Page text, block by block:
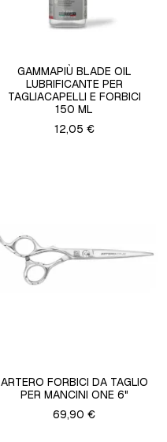
GAMMAPIÙ BLADE OIL
LUBRIFICANTE PER
TAGLIACAPELLI E FORBICI
150 ML
12,05 €
ARTERO FORBICI DA TAGLIO
PER MANCINI ONE 6"
69,90 €